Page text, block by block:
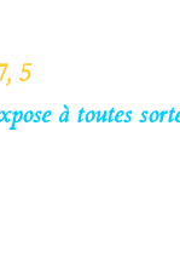
5
à toutes